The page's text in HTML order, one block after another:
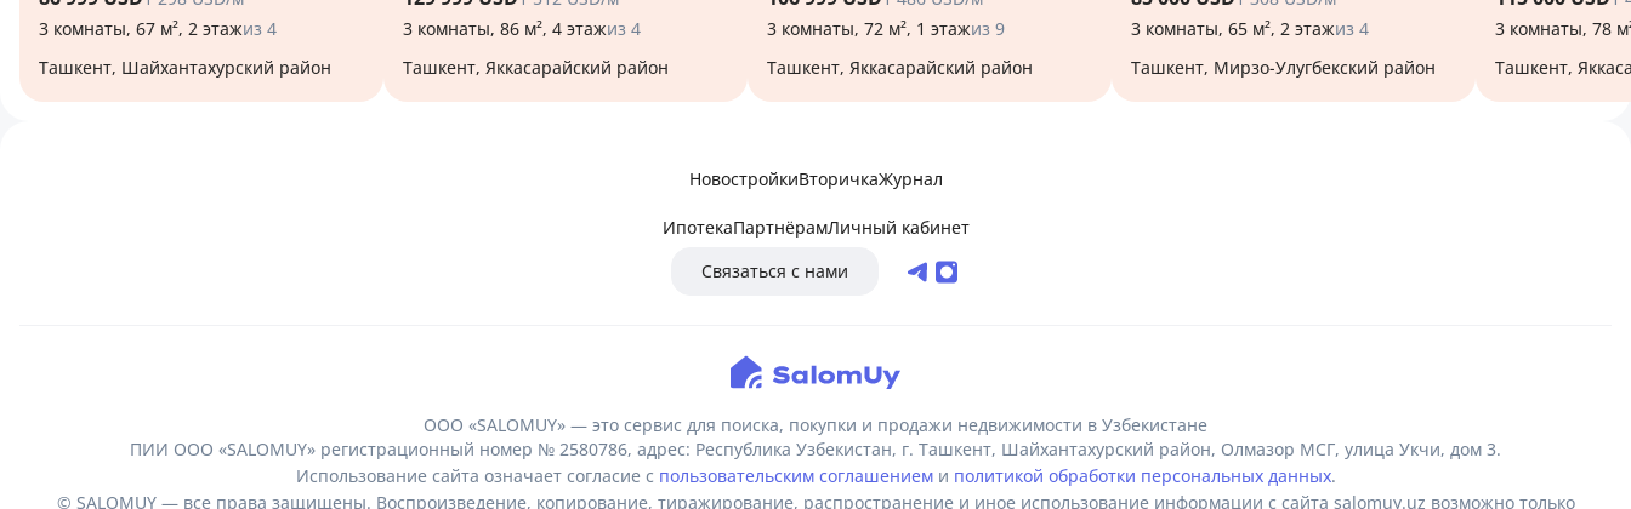
3 комнаты, 67 м², 2 этажиз 4
Ташкент, Шайхантахурский район
3 комнаты, 86 м², 4 этажиз 4
Ташкент, Яккасарайский район
3 комнаты, 72 м², 1 этажиз 9
Ташкент, Яккасарайский район
3 комнаты, 65 м², 2 этажиз 4
Ташкент, Мирзо-Улугбекский район
3 комнаты, 78
Ташкент,
НовостройкиВторичкаЖурнал
ИпотекаПартнёрамЛичный кабинет
Связаться с нами
ООО «SALOMUY» — это сервис для поиска, покупки и продажи недвижимости в Узбекистане
ПИИ ООО «SALOMUY» регистрационный номер № 2580786, адрес: Республика Узбекистан, г. Ташкент, Шайхантахурский район, Олмазор МСГ, улица Укчи, дом 3.
Использование сайта означает согласие с пользовательским соглашениеми политикой обработки персональных данных.
© SALOMUY — все права защищены. Воспроизведение, копирование, тиражирование, распространение и иное использование информации с сайта salomuy.uz возможно только